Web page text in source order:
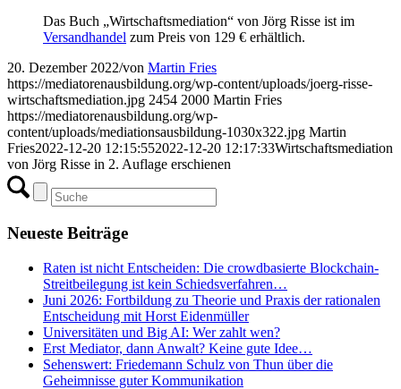
Das Buch „Wirtschaftsmediation“ von Jörg Risse ist im
Versandhandel zum Preis von 129 € erhältlich.
20. Dezember 2022/von Martin Fries
https://mediatorenausbildung.org/wp-content/uploads/joerg-risse-
wirtschaftsmediation.jpg 2454 2000 Martin Fries
https://mediatorenausbildung.org/wp-
content/uploads/mediationsausbildung-1030x322.jpg Martin
Fries2022-12-20 12:15:552022-12-20 12:17:33Wirtschaftsmediation
von Jörg Risse in 2. Auflage erschienen
Neueste Beiträge
Raten ist nicht Entscheiden: Die crowdbasierte Blockchain-
Streitbeilegung ist kein Schiedsverfahren…
Juni 2026: Fortbildung zu Theorie und Praxis der rationalen
Entscheidung mit Horst Eidenmüller
Universitäten und Big AI: Wer zahlt wen?
Erst Mediator, dann Anwalt? Keine gute Idee…
Sehenswert: Friedemann Schulz von Thun über die
Geheimnisse guter Kommunikation